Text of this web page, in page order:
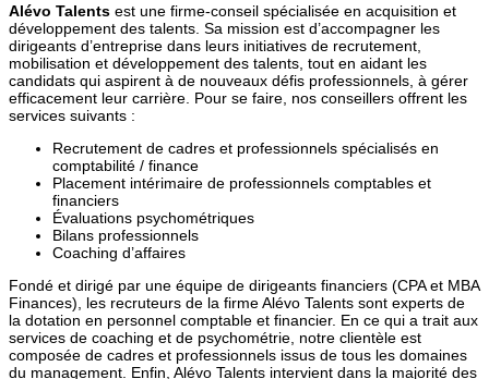
Alévo Talents est une firme-conseil spécialisée en acquisition et
développement des talents. Sa mission est d’accompagner les
dirigeants d’entreprise dans leurs initiatives de recrutement,
mobilisation et développement des talents, tout en aidant les
candidats qui aspirent à de nouveaux défis professionnels, à gérer
efficacement leur carrière. Pour se faire, nos conseillers offrent les
services suivants :
Recrutement de cadres et professionnels spécialisés en
comptabilité / finance
Placement intérimaire de professionnels comptables et
financiers
Évaluations psychométriques
Bilans professionnels
Coaching d’affaires
Fondé et dirigé par une équipe de dirigeants financiers (CPA et MBA
Finances), les recruteurs de la firme Alévo Talents sont experts de
la dotation en personnel comptable et financier. En ce qui a trait aux
services de coaching et de psychométrie, notre clientèle est
composée de cadres et professionnels issus de tous les domaines
du management. Enfin, Alévo Talents intervient dans la majorité des